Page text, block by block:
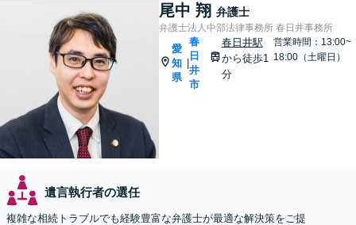
尾中 翔 弁護士
弁護士法人中部法律事務所 春日井事務所
愛
知
県
春
日
井
市
春日井駅
から徒歩1
分
営業時間：13:00~
18:00（土曜日）
遺言執行者の選任
複雑な相続トラブルでも経験豊富な弁護士が最適な解決策をご提